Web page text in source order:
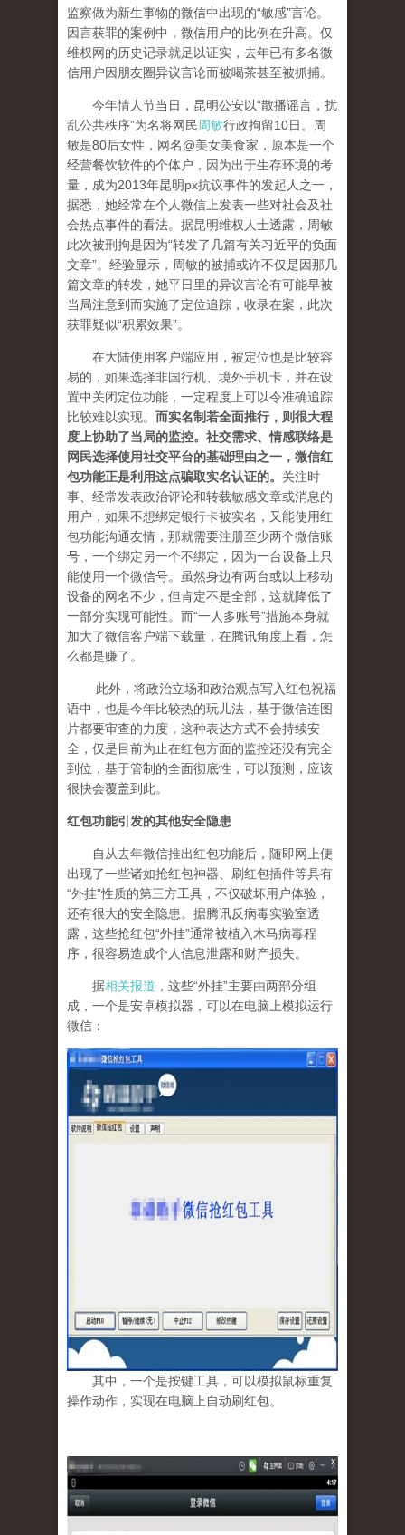
监察做为新生事物的微信中出现的“敏感”言论。
因言获罪的案例中，微信用户的比例在升高。仅
维权网的历史记录就足以证实，去年已有多名微
信用户因朋友圈异议言论而被喝茶甚至被抓捕。
今年情人节当日，昆明公安以“散播谣言，扰
乱公共秩序”为名将网民周敏行政拘留10日。周
敏是80后女性，网名@美女美食家，原本是一个
经营餐饮软件的个体户，因为出于生存环境的考
量，成为2013年昆明px抗议事件的发起人之一，
据悉，她经常在个人微信上发表一些对社会及社
会热点事件的看法。据昆明维权人士透露，周敏
此次被刑拘是因为“转发了几篇有关习近平的负面
文章”。经验显示，周敏的被捕或许不仅是因那几
篇文章的转发，她平日里的异议言论有可能早被
当局注意到而实施了定位追踪，收录在案，此次
获罪疑似“积累效果”。
在大陆使用客户端应用，被定位也是比较容
易的，如果选择非国行机、境外手机卡，并在设
置中关闭定位功能，一定程度上可以令准确追踪
比较难以实现。 而实名制若全面推行，则很大程
度上协助了当局的监控。社交需求、情感联络是
网民选择使用社交平台的基础理由之一，微信红
包功能正是利用这点骗取实名认证的。 关注时
事、经常发表政治评论和转载敏感文章或消息的
用户，如果不想绑定银行卡被实名，又能使用红
包功能沟通友情，那就需要注册至少两个微信账
号，一个绑定另一个不绑定，因为一台设备上只
能使用一个微信号。虽然身边有两台或以上移动
设备的网名不少，但肯定不是全部，这就降低了
一部分实现可能性。而“一人多账号”措施本身就
加大了微信客户端下载量，在腾讯角度上看，怎
么都是赚了。
此外，将政治立场和政治观点写入红包祝福
语中，也是今年比较热的玩儿法，基于微信连图
片都要审查的力度，这种表达方式不会持续安
全，仅是目前为止在红包方面的监控还没有完全
到位，基于管制的全面彻底性，可以预测，应该
很快会覆盖到此。
红包功能引发的其他安全隐患
自从去年微信推出红包功能后，随即网上便
出现了一些诸如抢红包神器、刷红包插件等具有
“外挂”性质的第三方工具，不仅破坏用户体验，
还有很大的安全隐患。据腾讯反病毒实验室透
露，这些抢红包“外挂”通常被植入木马病毒程
序，很容易造成个人信息泄露和财产损失。
据相关报道 ，这些“外挂”主要由两部分组
成，一个是安卓模拟器，可以在电脑上模拟运行
微信：
其中，一个是按键工具，可以模拟鼠标重复
操作动作，实现在电脑上自动刷红包。